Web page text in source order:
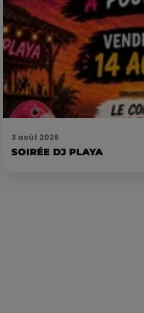
3 août 2026
SOIRÉE DJ PLAYA